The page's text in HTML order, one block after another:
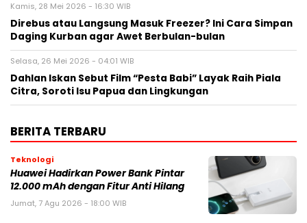
Kamis, 28 Mei 2026 - 16:30 WIB
Direbus atau Langsung Masuk Freezer? Ini Cara Simpan
Daging Kurban agar Awet Berbulan-bulan
Selasa, 26 Mei 2026 - 04:01 WIB
Dahlan Iskan Sebut Film “Pesta Babi” Layak Raih Piala
Citra, Soroti Isu Papua dan Lingkungan
BERITA TERBARU
Teknologi
Huawei Hadirkan Power Bank Pintar
12.000 mAh dengan Fitur Anti Hilang
Jumat, 7 Agu 2026 - 18:00 WIB